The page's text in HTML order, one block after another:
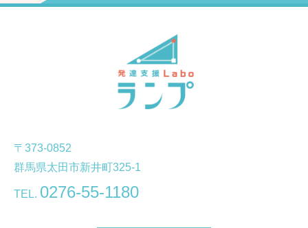
〒373-0852
群馬県太田市新井町325-1
TEL. 0276-55-1180